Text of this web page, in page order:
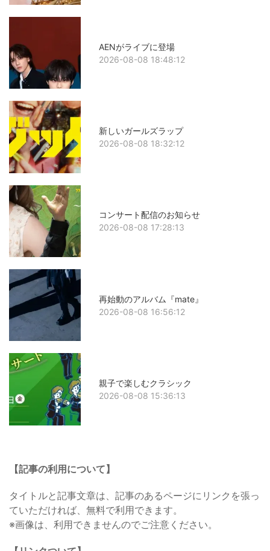
AENがライブに登場
2026-08-08 18:48:12
新しいガールズラップ
2026-08-08 18:32:12
コンサート配信のお知らせ
2026-08-08 17:28:13
再始動のアルバム『mate』
2026-08-08 16:56:12
親子で楽しむクラシック
2026-08-08 15:36:13
【記事の利用について】
タイトルと記事文章は、記事のあるページにリンクを張っ
ていただければ、無料で利用できます。
※画像は、利用できませんのでご注意ください。